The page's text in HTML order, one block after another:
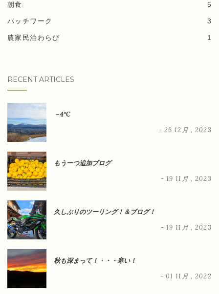
朝食 5
パッチワーク 3
農家民泊わらび 1
RECENT ARTICLES
－4°C
- 26 12月 , 2023
もう一つ追加ブログ
- 19 11月 , 2023
久しぶりのツーリング！＆ブログ！
- 19 11月 , 2023
秋も深まって！・・・寒い！
- 01 11月 , 2022